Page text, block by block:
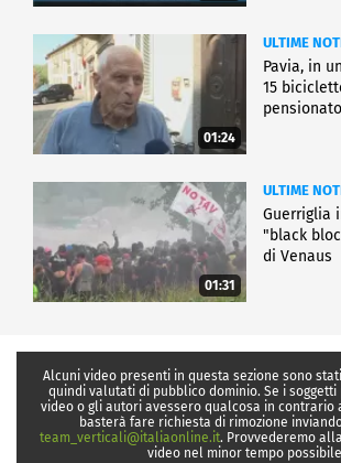
01:24
ULTIME
Pavia, in
15
pensionato
01:31
ULTIME
Guerriglia
"black
di Venaus
Alcuni video presenti in questa sezione sono
quindi valutati di pubblico dominio. Se i
video o gli autori avessero qualcosa in contrario
basterà fare richiesta di rimozione
team_verticali@italiaonline.it. Provvederemo
video nel minor tempo